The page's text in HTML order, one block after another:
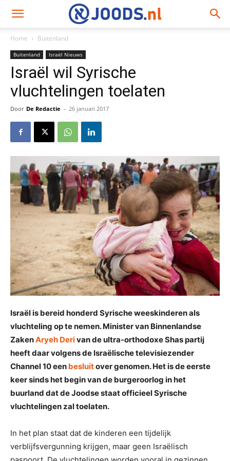
Home Buitenland
Buitenland Israël Nieuws
Israël wil Syrische
vluchtelingen toelaten
Door De Redactie - 26 januari 2017
Israël is bereid honderd Syrische weeskinderen als
vluchteling op te nemen. Minister van Binnenlandse
ZakenAryeh Derivan de ultra-orthodoxe Shas partij
heeft daar volgens de Israëlische televisiezender
Channel 10 een besluitover genomen. Het is de eerste
keer sinds het begin van de burgeroorlog in het
buurland dat de Joodse staat officieel Syrische
vluchtelingen zal toelaten.
In het plan staat dat de kinderen een tijdelijk
verblijfsvergunning krijgen, maar geen Israëlisch